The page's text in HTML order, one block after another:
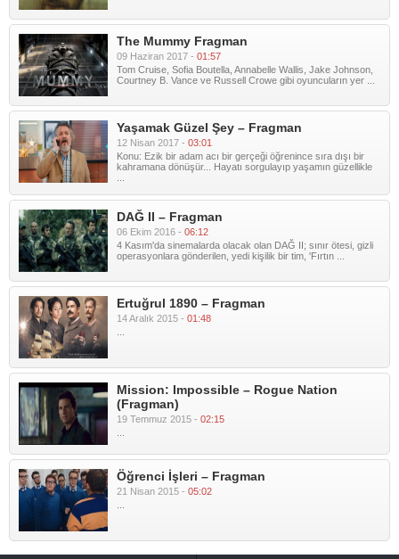
The Mummy Fragman
09 Haziran 2017 - 01:57
Tom Cruise, Sofia Boutella, Annabelle Wallis, Jake Johnson,
Courtney B. Vance ve Russell Crowe gibi oyuncuların yer ...
Yaşamak Güzel Şey – Fragman
12 Nisan 2017 - 03:01
Konu: Ezik bir adam acı bir gerçeği öğrenince sıra dışı bir
kahramana dönüşür... Hayatı sorgulayıp yaşamın güzellikle
DAĞ II – Fragman
06 Ekim 2016 - 06:12
4 Kasım'da sinemalarda olacak olan DAĞ II; sınır ötesi, gizli
operasyonlara gönderilen, yedi kişilik bir tim, 'Fırtın ...
Ertuğrul 1890 – Fragman
14 Aralık 2015 - 01:48
Mission: Impossible – Rogue Nation
(Fragman)
19 Temmuz 2015 - 02:15
Öğrenci İşleri – Fragman
21 Nisan 2015 - 05:02